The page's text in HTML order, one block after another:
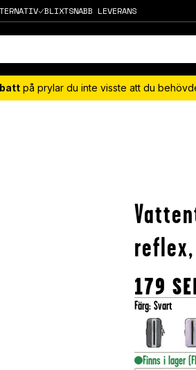
BLIXTSNABB LEVERANS
på prylar du inte visste att du
179
Färg:Svart
Finns i lager